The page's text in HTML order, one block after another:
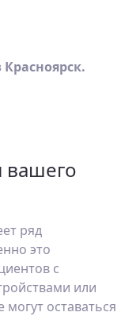
вашего
ряд
это
с
или
оставаться